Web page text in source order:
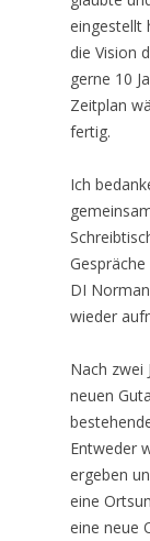
eingestellt
die Vision
gerne 10
Zeitplan
fertig.
Ich
DI
wieder
Nach zwei
neuen
Entweder
ergeben
eine
eine neue